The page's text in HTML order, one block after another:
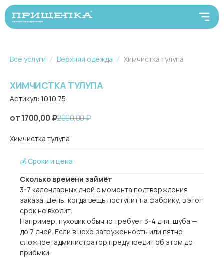
Все услуги Верхняя одежда Химчистка тулупа
ХИМЧИСТКА ТУЛУПА
Артикул: 10.10.75
1700,00 ₽2000,00₽
Химчистка тулупа
💰 Сроки и цена
Сколько времени займёт
3-7 календарных дней с момента подтверждения
заказа. День, когда вещь поступит на фабрику, в этот
срок не входит.
Например, пуховик обычно требует 3-4 дня, шуба —
до 7 дней. Если в цехе загруженность или пятно
сложное, администратор предупредит об этом до
приёмки.